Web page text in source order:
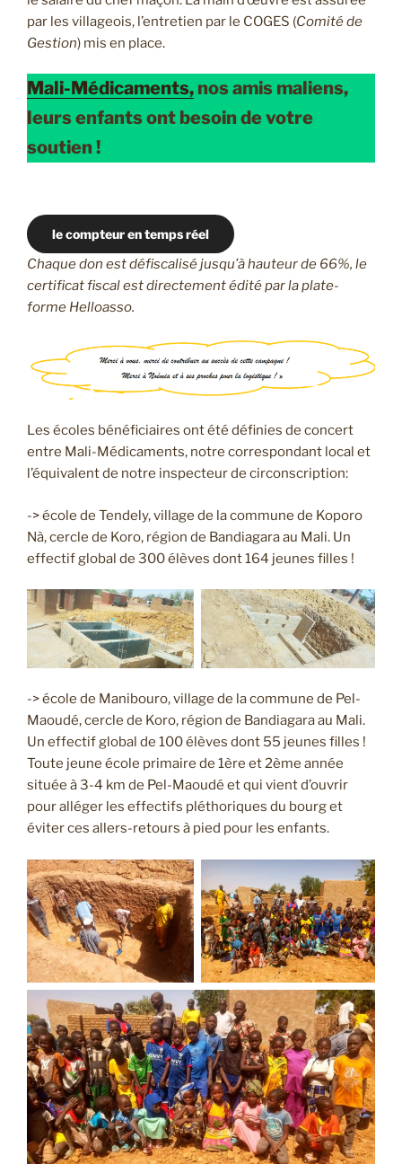
par les villageois, l’entretien par le COGES (Comité de
Gestion) mis en place.
Mali-Médicaments, nos amis maliens,
leurs enfants ont besoin de votre
soutien !
le compteur en temps réel
Chaque don est défiscalisé jusqu’à hauteur de 66%, le
certificat fiscal est directement édité par la plate-
forme Helloasso.
Les écoles bénéficiaires ont été définies de concert
entre Mali-Médicaments, notre correspondant local et
l’équivalent de notre inspecteur de circonscription:
-> école de Tendely, village de la commune de Koporo
Nà, cercle de Koro, région de Bandiagara au Mali. Un
effectif global de 300 élèves dont 164 jeunes filles !
-> école de Manibouro, village de la commune de Pel-
Maoudé, cercle de Koro, région de Bandiagara au Mali.
Un effectif global de 100 élèves dont 55 jeunes filles !
Toute jeune école primaire de 1ère et 2ème année
située à 3-4 km de Pel-Maoudé et qui vient d’ouvrir
pour alléger les effectifs pléthoriques du bourg et
éviter ces allers-retours à pied pour les enfants.